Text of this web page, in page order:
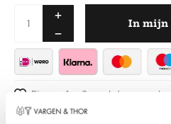
In mijn
Binnen 1 – 3 werkdagen
Veilig betalen